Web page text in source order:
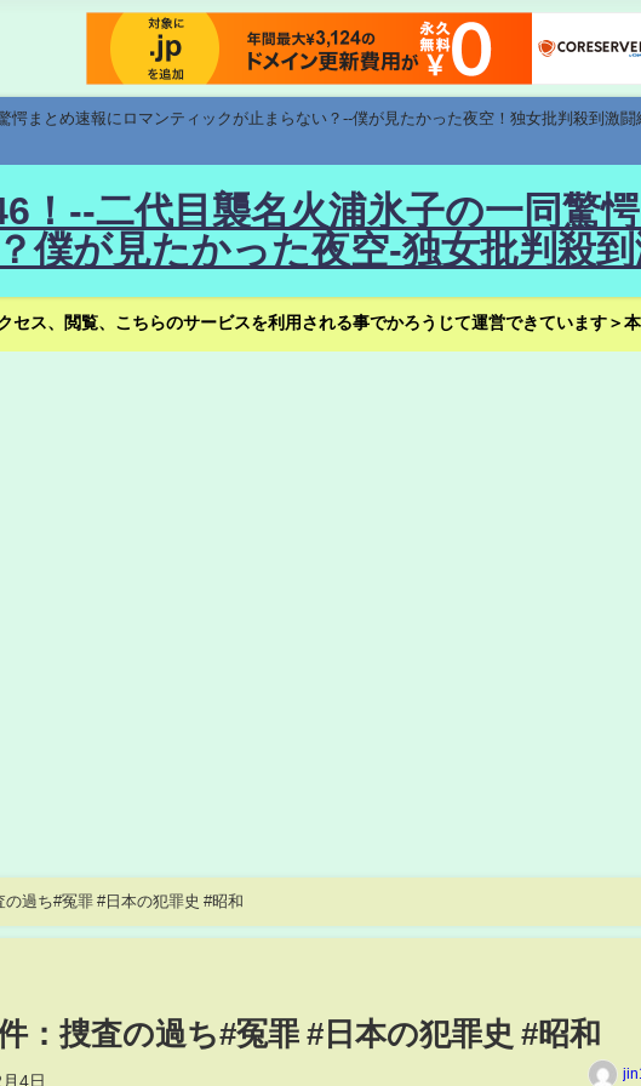
愕まとめ速報にロマンティックが止まらない？--僕が見たかった夜空！独女批判殺到激
！--二代目襲名火浦氷子の一同驚
僕が見たかった夜空-独女批判殺
セス、閲覧、こちらのサービスを利用される事でかろうじて運営できています＞
過ち#冤罪 #日本の犯罪史 #昭和
：捜査の過ち#冤罪 #日本の犯罪史 #昭和
4日